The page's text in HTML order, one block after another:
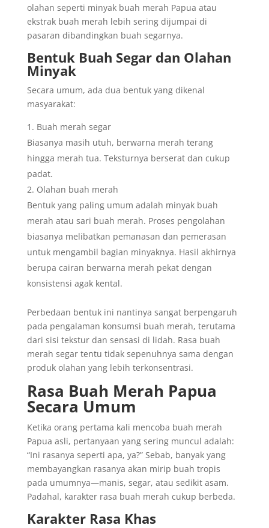
olahan seperti minyak buah merah Papua atau
ekstrak buah merah lebih sering dijumpai di
pasaran dibandingkan buah segarnya.
Bentuk Buah Segar dan Olahan
Minyak
Secara umum, ada dua bentuk yang dikenal
masyarakat:
Buah merah segar
Biasanya masih utuh, berwarna merah terang
hingga merah tua. Teksturnya berserat dan cukup
padat.
Olahan buah merah
Bentuk yang paling umum adalah minyak buah
merah atau sari buah merah. Proses pengolahan
biasanya melibatkan pemanasan dan pemerasan
untuk mengambil bagian minyaknya. Hasil akhirnya
berupa cairan berwarna merah pekat dengan
konsistensi agak kental.
Perbedaan bentuk ini nantinya sangat berpengaruh
pada pengalaman konsumsi buah merah, terutama
dari sisi tekstur dan sensasi di lidah. Rasa buah
merah segar tentu tidak sepenuhnya sama dengan
produk olahan yang lebih terkonsentrasi.
Rasa Buah Merah Papua
Secara Umum
Ketika orang pertama kali mencoba buah merah
Papua asli, pertanyaan yang sering muncul adalah:
“Ini rasanya seperti apa, ya?” Sebab, banyak yang
membayangkan rasanya akan mirip buah tropis
pada umumnya—manis, segar, atau sedikit asam.
Padahal, karakter rasa buah merah cukup berbeda.
Karakter Rasa Khas